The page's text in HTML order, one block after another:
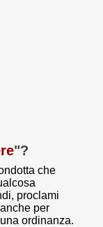
"?
che
proclami
per
ordinanza.